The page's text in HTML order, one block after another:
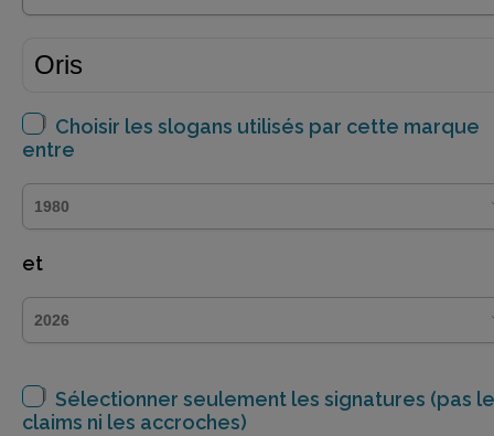
Choisir les slogans utilisés par cette marque
entre
et
Sélectionner seulement les signatures (pas
claims ni les accroches)